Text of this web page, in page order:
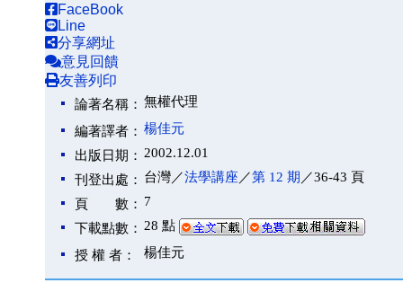
FaceBook
Line
分享網址
意見回饋
友善列印
論著名稱： 無權代理
編著譯者： 楊佳元
出版日期： 2002.12.01
刊登出處： 台灣／法學講座 ／第 12 期 ／36-43 頁
頁 數： 7
下載點數： 28 點
授 權 者： 楊佳元